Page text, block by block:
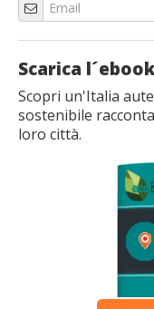
Scarica
Scopri un'Italia
sostenibile
loro città.